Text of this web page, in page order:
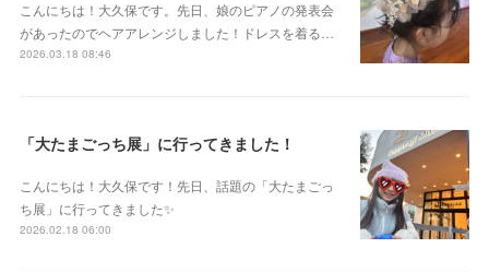
こんにちは！大久保です。先日、娘のピアノの発表会
があったのでヘアアレンジしました！ドレスを着る…
2026.03.18 08:46
「大たまごっち展」に行ってきました！
こんにちは！大久保です！先日、話題の「大たまごっ
ち展」に行ってきました✨
2026.02.18 06:00